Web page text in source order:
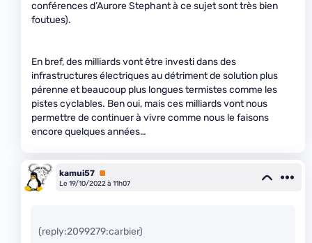
conférences d’Aurore Stephant à ce sujet sont très bien
foutues).
En bref, des milliards vont être investi dans des
infrastructures électriques au détriment de solution plus
pérenne et beaucoup plus longues termistes comme les
pistes cyclables. Ben oui, mais ces milliards vont nous
permettre de continuer à vivre comme nous le faisons
encore quelques années…
kamui57 Premium
Le 19/10/2022 à 11h07
(reply:2099279:carbier)